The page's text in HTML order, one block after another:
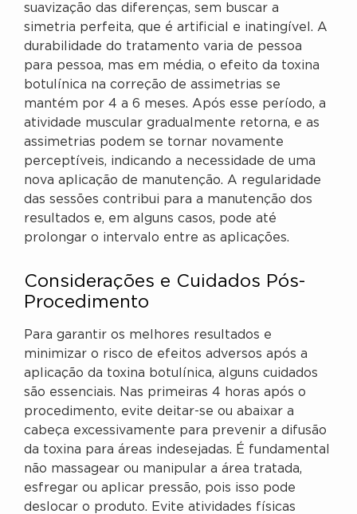
suavização das diferenças, sem buscar a
simetria perfeita, que é artificial e inatingível. A
durabilidade do tratamento varia de pessoa
para pessoa, mas em média, o efeito da toxina
botulínica na correção de assimetrias se
mantém por 4 a 6 meses. Após esse período, a
atividade muscular gradualmente retorna, e as
assimetrias podem se tornar novamente
perceptíveis, indicando a necessidade de uma
nova aplicação de manutenção. A regularidade
das sessões contribui para a manutenção dos
resultados e, em alguns casos, pode até
prolongar o intervalo entre as aplicações.
Considerações e Cuidados Pós-
Procedimento
Para garantir os melhores resultados e
minimizar o risco de efeitos adversos após a
aplicação da toxina botulínica, alguns cuidados
são essenciais. Nas primeiras 4 horas após o
procedimento, evite deitar-se ou abaixar a
cabeça excessivamente para prevenir a difusão
da toxina para áreas indesejadas. É fundamental
não massagear ou manipular a área tratada,
esfregar ou aplicar pressão, pois isso pode
deslocar o produto. Evite atividades físicas